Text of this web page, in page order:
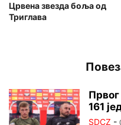
Црвена звезда боља од
Триглава
161
SDCZ -